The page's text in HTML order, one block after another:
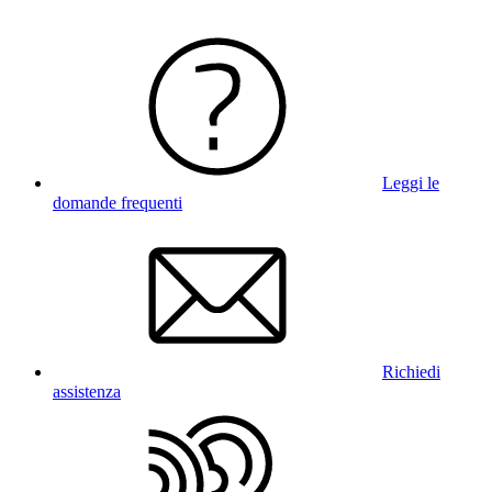
Leggi le
domande frequenti
Richiedi
assistenza